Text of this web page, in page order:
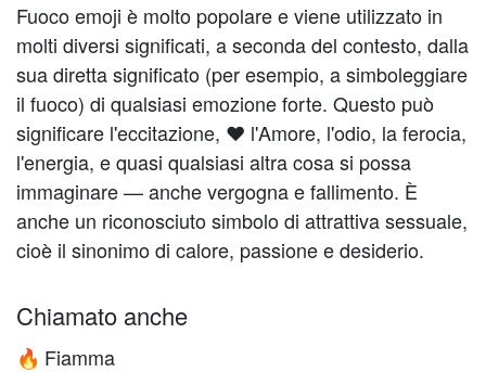
Fuoco emoji è molto popolare e viene utilizzato in
molti diversi significati, a seconda del contesto, dalla
sua diretta significato (per esempio, a simboleggiare
il fuoco) di qualsiasi emozione forte. Questo può
significare l'eccitazione, ❤️️ l'Amore, l'odio, la ferocia,
l'energia, e quasi qualsiasi altra cosa si possa
immaginare — anche vergogna e fallimento. È
anche un riconosciuto simbolo di attrattiva sessuale,
cioè il sinonimo di calore, passione e desiderio.
Chiamato anche
🔥 Fiamma